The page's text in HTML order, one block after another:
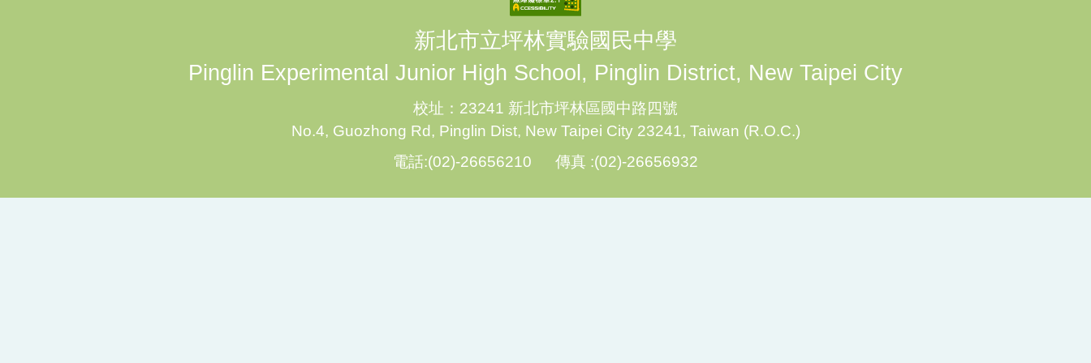
新北市立坪林實驗國民中學
Pinglin Experimental Junior High School, Pinglin District, New Taipei City
校址：23241 新北市坪林區國中路四號
No.4, Guozhong Rd, Pinglin Dist, New Taipei City 23241, Taiwan (R.O.C.)
電話:(02)-26656210 傳真 :(02)-26656932